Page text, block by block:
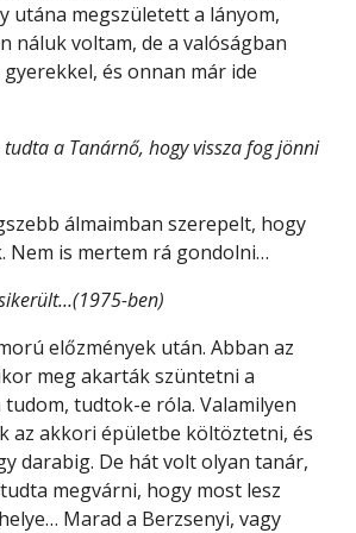
utána megszületett a lányom,
náluk voltam, de a valóságban
és onnan már ide
a Tanárnő, hogy vissza fog jönni
álmaimban szerepelt, hogy
Nem is mertem rá gondolni…
ben)
előzmények után. Abban az
meg akarták szüntetni a
tudtok-e róla. Valamilyen
az akkori épületbe költöztetni, és
darabig. De hát volt olyan tanár,
megvárni, hogy most lesz
Marad a Berzsenyi, vagy